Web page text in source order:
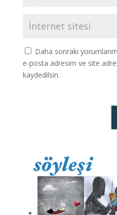
Daha sonraki
e-posta adresim ve site
kaydedilsin.